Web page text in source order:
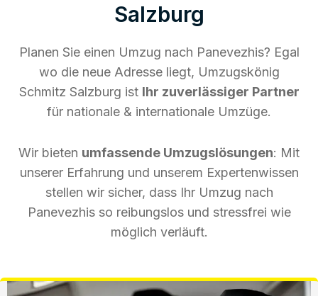
Salzburg
Planen Sie einen Umzug nach Panevezhis? Egal
wo die neue Adresse liegt, Umzugskönig
Schmitz Salzburg ist Ihr zuverlässiger Partner
für nationale & internationale Umzüge.
Wir bieten umfassende Umzugslösungen: Mit
unserer Erfahrung und unserem Expertenwissen
stellen wir sicher, dass Ihr Umzug nach
Panevezhis so reibungslos und stressfrei wie
möglich verläuft.